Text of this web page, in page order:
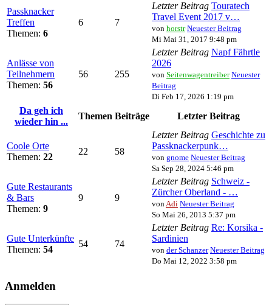
Passknacker
Treffen
Themen: 6
6 7
Letzter Beitrag Touratech
Travel Event 2017 v…
von horstr Neuester Beitrag
Mi Mai 31, 2017 9:48 pm
Anlässe von
Teilnehmern
Themen: 56
56 255
Letzter Beitrag Napf Fährtle
2026
von Seitenwagentreiber Neuester
Beitrag
Di Feb 17, 2026 1:19 pm
Da geh ich
wieder hin ...
Themen Beiträge Letzter Beitrag
Coole Orte
Themen: 22
22 58
Letzter Beitrag Geschichte zu
Passknackerpunk…
von gnome Neuester Beitrag
Sa Sep 28, 2024 5:46 pm
Gute Restaurants
& Bars
Themen: 9
9 9
Letzter Beitrag Schweiz -
Zürcher Oberland - …
vonAdi Neuester Beitrag
So Mai 26, 2013 5:37 pm
Gute Unterkünfte
Themen: 54
54 74
Letzter Beitrag Re: Korsika -
Sardinien
von der Schanzer Neuester Beitrag
Do Mai 12, 2022 3:58 pm
Anmelden